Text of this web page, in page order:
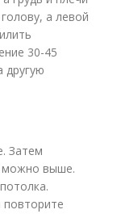
а левой
30-45
другую
Затем
можно выше.
повторите